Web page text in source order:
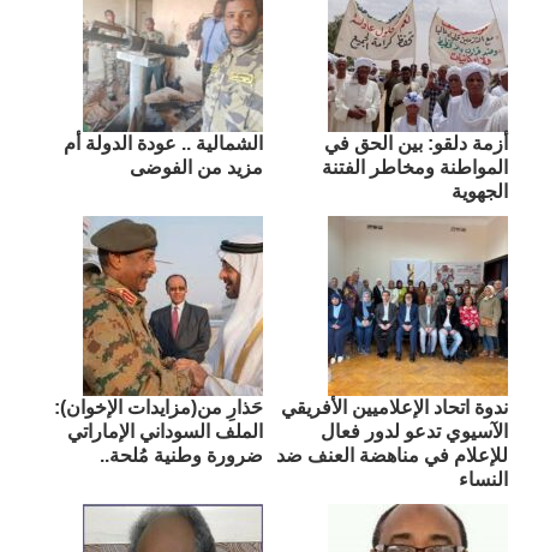
أزمة دلقو: بين الحق في
المواطنة ومخاطر الفتنة
الجهوية
الشمالية .. عودة الدولة أم
مزيد من الفوضى
ندوة اتحاد الإعلاميين الأفريقي
الآسيوي تدعو لدور فعال
للإعلام في مناهضة العنف ضد
النساء
حَذارِ من(مزايدات الإخوان):
الملف السوداني الإماراتي
ضرورة وطنية مُلحة..